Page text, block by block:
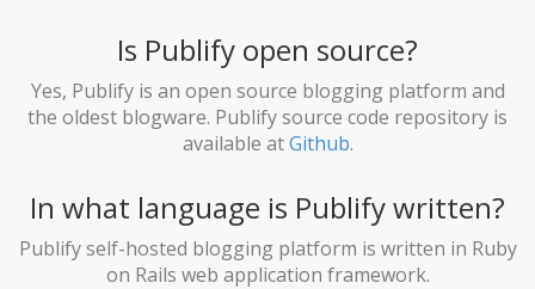
Is Publify open source?
Yes, Publify is an open source blogging platform and
the oldest blogware. Publify source code repository is
available atGithub.
In what language is Publify written?
Publify self-hosted blogging platform is written in Ruby
on Rails web application framework.